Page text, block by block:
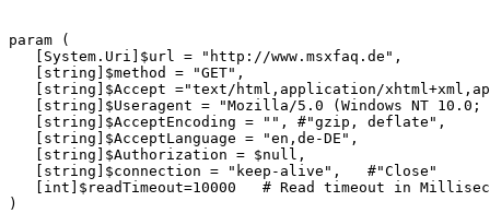
param (
   [System.Uri]$url = "http://www.msxfaq.de",
   [string]$method = "GET",
[string]$Accept ="text/html,application/
[string]$Useragent = "Mozilla/5.0 (Windows NT
   [string]$AcceptEncoding = "", #"gzip, deflate",
   [string]$AcceptLanguage = "en,de-DE",
   [string]$Authorization = $null,
   [string]$connection = "keep-alive",   #"Close"
[int]$readTimeout=10000   # Read timeout in
)